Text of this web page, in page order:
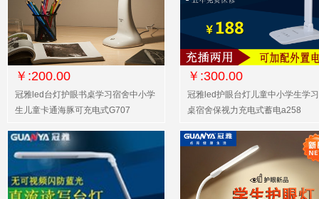
￥:200.00
冠雅led台灯护眼书桌学习宿舍中小学
生儿童卡通海豚可充电式G707
￥:300.00
冠雅led护眼台灯儿童中小学生学
桌宿舍保视力充电式蓄电a258